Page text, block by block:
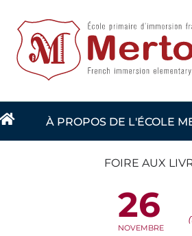
À PROPOS DE L'ÉCOLE
FOIRE AUX
26
NOVEMBRE